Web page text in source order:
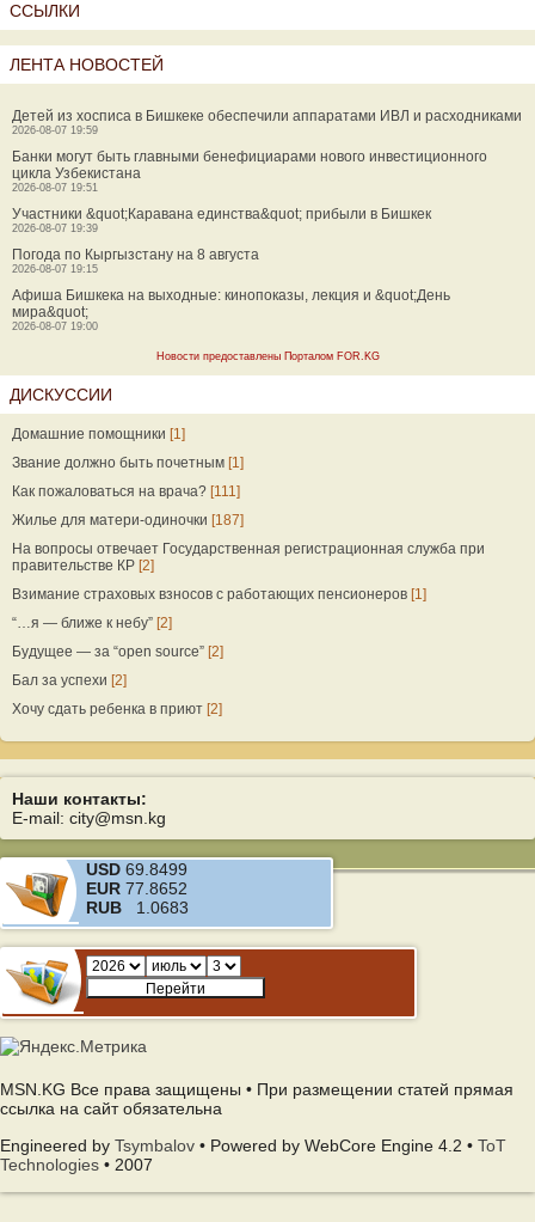
ССЫЛКИ
ЛЕНТА НОВОСТЕЙ
Детей из хосписа в Бишкеке обеспечили аппаратами ИВЛ и расходниками
2026-08-07 19:59
Банки могут быть главными бенефициарами нового инвестиционного
цикла Узбекистана
2026-08-07 19:51
Участники &quot;Каравана единства&quot; прибыли в Бишкек
2026-08-07 19:39
Погода по Кыргызстану на 8 августа
2026-08-07 19:15
Афиша Бишкека на выходные: кинопоказы, лекция и &quot;День
мира&quot;
2026-08-07 19:00
Новости предоставлены Порталом FOR.KG
ДИСКУССИИ
Домашние помощники [1]
Звание должно быть почетным [1]
Как пожаловаться на врача? [111]
Жилье для матери-одиночки [187]
На вопросы отвечает Государственная регистрационная служба при
правительстве КР [2]
Взимание страховых взносов с работающих пенсионеров [1]
“…я — ближе к небу” [2]
Будущее — за “open source” [2]
Бал за успехи [2]
Хочу сдать ребенка в приют [2]
Наши контакты:
E-mail: city@msn.kg
USD 69.8499
EUR 77.8652
RUB 1.0683
MSN.KG Все права защищены • При размещении статей прямая
ссылка на сайт обязательна
Engineered by Tsymbalov • Powered by WebCore Engine 4.2 • ToT
Technologies • 2007